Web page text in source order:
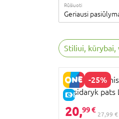
Rūšiuoti
Geriausi
Stiliui, kūrybai,
-25%
E-KAINA
STMT
pasidaryk pats
dekoravimo
20,99 €
27,99 €